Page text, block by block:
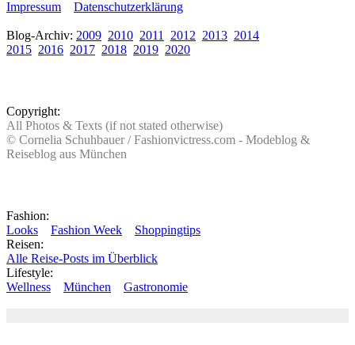
Impressum Datenschutzerklärung
Blog-Archiv: 2009 2010 2011 2012 2013 2014
2015 2016 2017 2018 2019 2020
Copyright:
All Photos & Texts (if not stated otherwise)
© Cornelia Schuhbauer / Fashionvictress.com - Modeblog &
Reiseblog aus München
Fashion:
Looks
Fashion Week
Shoppingtips
Reisen:
Alle Reise-Posts im Überblick
Lifestyle:
Wellness
München Gastronomie